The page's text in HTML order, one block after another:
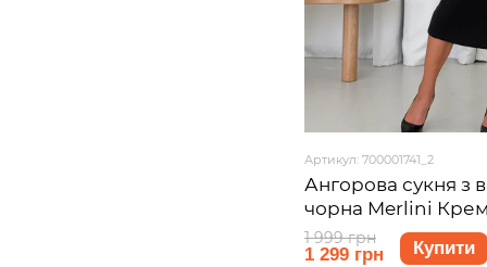
Артикул: 700001741_2
Ангорова сукня з
чорна Merlini
розмір L-XL
1 999 грн
1 299 грн Купити